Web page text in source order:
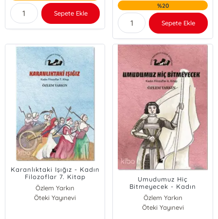
Sepete Ekle
%20
Sepete Ekle
Karanlıktaki Işığız - Kadın
Filozoflar 7. Kitap
Özlem Yarkın
Öteki Yayınevi
Umudumuz Hiç
Bitmeyecek - Kadın
Filozoflar 6. Kitap
Özlem Yarkın
Öteki Yayınevi